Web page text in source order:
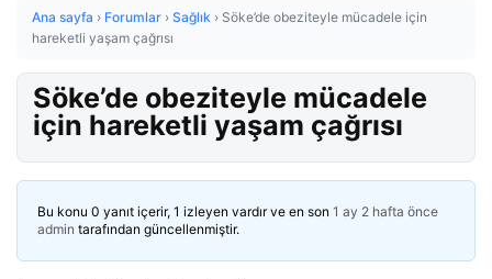
Ana sayfa › Forumlar › Sağlık › Söke’de obeziteyle mücadele için
hareketli yaşam çağrısı
Söke’de obeziteyle mücadele
için hareketli yaşam çağrısı
Bu konu 0 yanıt içerir, 1 izleyen vardır ve en son 1 ay 2 hafta önce
admin tarafından güncellenmiştir.